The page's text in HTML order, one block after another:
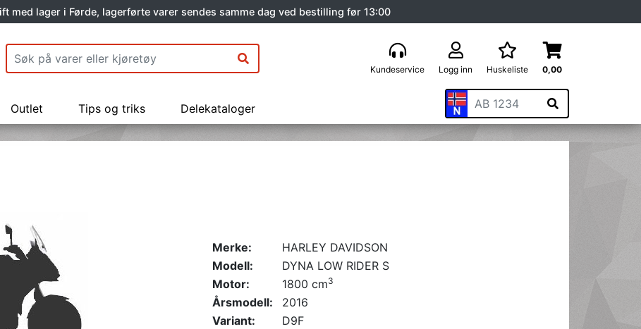
med lager i Førde, lagerførte varer sendes samme dag ved bestilling før 13:00
Kundeservice Logg inn Huskeliste 0,00
Outlet Tips og triks Delekataloger
Merke:
HARLEY DAVIDSON
Modell:
DYNA LOW RIDER S
Motor:
1800 cm3
Årsmodell:
2016
Variant:
D9F